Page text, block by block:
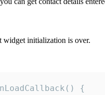
widget initialization is over.
{